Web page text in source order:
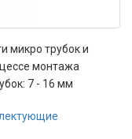
микро трубок и
монтажа
7 - 16 мм